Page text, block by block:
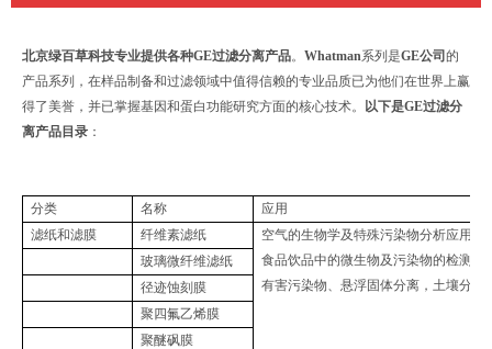
北京绿百草科技专业提供各种GE过滤分离产品。 Whatman系列是GE公司的
产品系列，在样品制备和过滤领域中值得信赖的专业品质已为他们在世界上赢
得了美誉，并已掌握基因和蛋白功能研究方面的核心技术。
以下是GE过滤分
离产品目录 ：
分类 名称
应用
滤纸和滤膜
纤维素滤纸
空气的生物学及特殊污染物分析应用；
食品饮品中的微生物及污染物的检测；
有害污染物、悬浮固体分离，土壤分析
玻璃微纤维滤纸
径迹蚀刻膜
聚四氟乙烯膜
聚醚砜膜